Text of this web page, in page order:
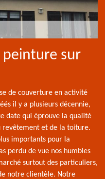
peinture sur
de couverture en activité
il y a plusieurs décennie,
date qui éprouve la qualité
revêtement et de la toiture.
importants pour la
perdu de vue nos humbles
surtout des particuliers,
notre clientèle. Notre